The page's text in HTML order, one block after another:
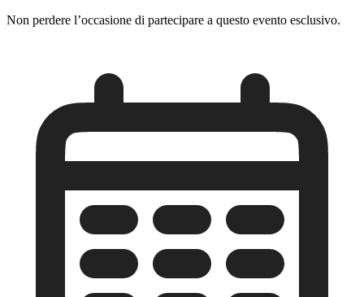
Non perdere l’occasione di partecipare a questo evento esclusivo.